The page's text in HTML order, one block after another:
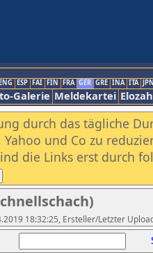
ESP FAI FIN FRA GER GRE INA ITA JPN
Galerie Meldekartei
durch das tägliche
und Co zu
die Links erst durch
18:32:25, Ersteller/Letzter